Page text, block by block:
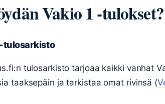
Vakio 1 -tulokset?
tulosarkisto
tulosarkisto tarjoaa kaikki vanhat
taaksepäin ja tarkistaa omat rivinsä (